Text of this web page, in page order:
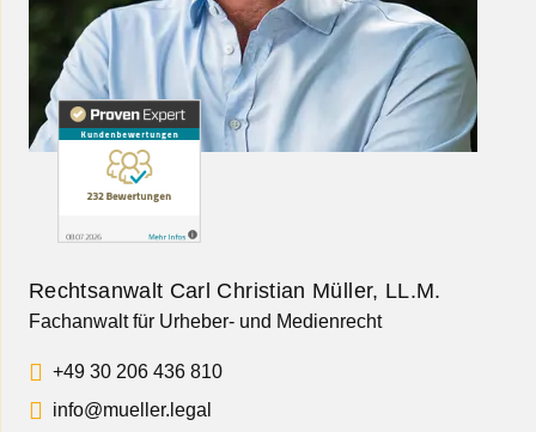
Rechtsanwalt Carl Christian Müller, LL.M.
Fachanwalt für Urheber- und Medienrecht
+49 30 206 436 810
info@mueller.legal